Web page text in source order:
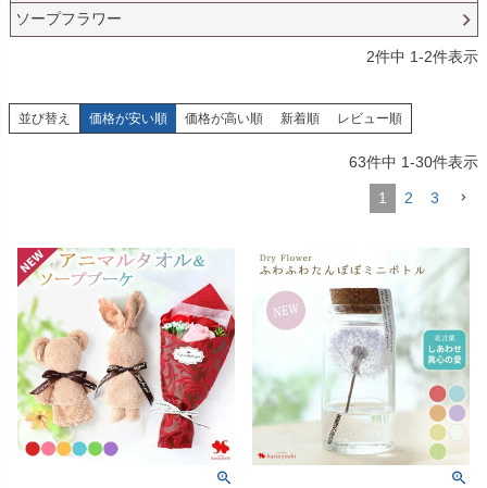
ソープフラワー
2件中 1-2件表示
並び替え 価格が安い順 価格が高い順 新着順 レビュー順
63件中 1-30件表示
1 2 3